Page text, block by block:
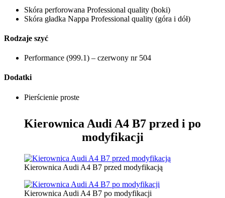
Skóra perforowana Professional quality (boki)
Skóra gładka Nappa Professional quality (góra i dół)
Rodzaje szyć
Performance (999.1) – czerwony nr 504
Dodatki
Pierścienie proste
Kierownica Audi A4 B7 przed i po
modyfikacji
Kierownica Audi A4 B7 przed modyfikacją
Kierownica Audi A4 B7 po modyfikacji